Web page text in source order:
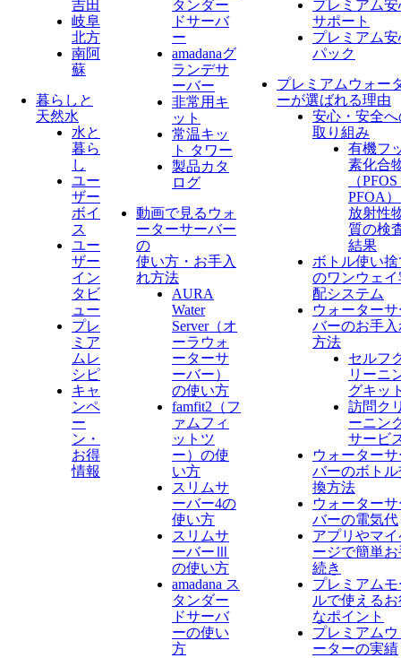
吉田
岐阜
北方
南阿
蘇
暮らしと
天然水
水と
暮ら
し
ユー
ザー
ボイ
ス
ユー
ザー
イン
タビ
ュー
プレ
ミア
ムレ
シピ
キャ
ンペ
ー
ン・
お得
情報
タンダー
ドサーバ
ー
amadanaグ
ランデサ
ーバー
非常用キ
ット
常温キッ
ト タワー
製品カタ
ログ
動画で見るウォ
ーターサーバー
の
使い方・お手入
れ方法
AURA
Water
Server​（オ
ーラウォ
ーターサ
ーバー）
の使い方
famfit2（フ
ァムフィ
ットツ
ー）の使
い方
スリムサ
ーバー4の
使い方
スリムサ
ーバーⅢ
の使い方
amadana ス
タンダー
ドサーバ
ーの使い
方
プレミアム安
サポート
プレミアム安
パック
プレミアムウォー
ーが選ばれる理由
安心・安全へ
取り組み
有機フ
素化合
（
PFOA
放射性
質の検
結果
ボトル使い捨
のワンウェイ
配システム
ウォーター
バーのお手入
方法
セルフ
リーニ
グキッ
訪問ク
ーニン
サービ
ウォーター
バーのボトル
換方法
ウォーター
バーの電気代
アプリやマイ
ージで簡単お
続き
プレミアムモ
ルで使えるお
なポイント
プレミアムウ
ーターの実績